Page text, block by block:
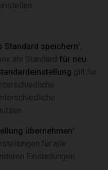
Standard speichern",
als Standard für neu
gilt für
übernehmen"
für alle
Einstellungen